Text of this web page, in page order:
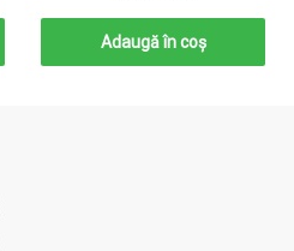
Adaugă în coș